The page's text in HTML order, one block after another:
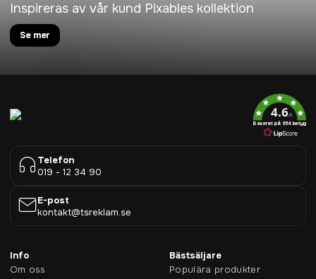
Inspireras av vår kund Pixables kollektion
Se mer
4.6/5
Baserat på 954 betyg
Telefon
019 - 12 34 90
E-post
kontakt@tsreklam.se
Info
Om oss
Bästsäljare
Populära produkter